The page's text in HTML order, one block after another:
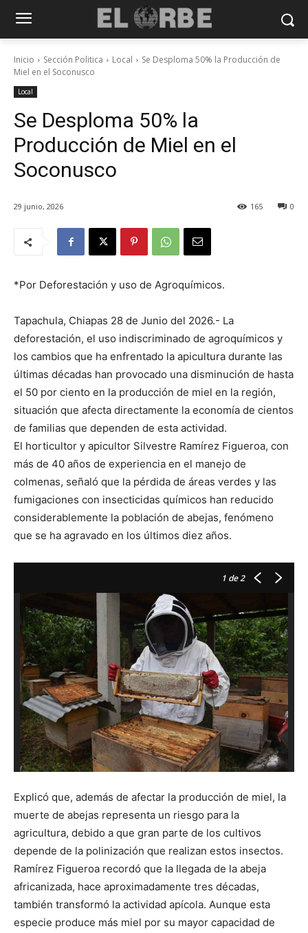
Inicio Sección Politica Local
Se Desploma 50% la Producción de
Miel en el Soconusco
Local
Se Desploma 50% la
Producción de Miel en el
Soconusco
29 junio, 2026 0
165
*Por Deforestación y uso de Agroquímicos.
Tapachula, Chiapas 28 de Junio del 2026.- La
deforestación, el uso indiscriminado de agroquímicos y
los cambios que ha enfrentado la apicultura durante las
últimas décadas han provocado una disminución de hasta
el 50 por ciento en la producción de miel en la región,
situación que afecta directamente la economía de cientos
de familias que dependen de esta actividad.
El horticultor y apicultor Silvestre Ramírez Figueroa, con
más de 40 años de experiencia en el manejo de
colmenas, señaló que la pérdida de áreas verdes y las
fumigaciones con insecticidas químicos han reducido
considerablemente la población de abejas, fenómeno
que se ha agravado en los últimos diez años.
1 de 2
Explicó que, además de afectar la producción de miel, la
muerte de abejas representa un riesgo para la
agricultura, debido a que gran parte de los cultivos
depende de la polinización que realizan estos insectos.
Ramírez Figueroa recordó que la llegada de la abeja
africanizada, hace aproximadamente tres décadas,
también transformó la actividad apícola. Aunque esta
especie produce más miel por su mayor capacidad de